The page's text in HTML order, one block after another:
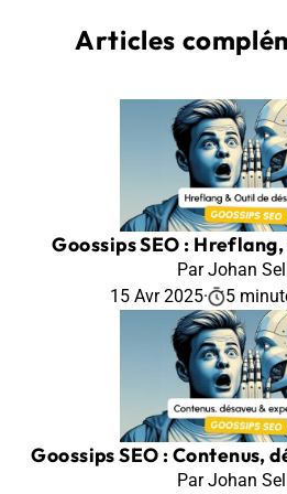
Articles
Goossips SEO :
Par Johan
15 Avr 2025· 5
Goossips SEO : Contenus,
Par Johan